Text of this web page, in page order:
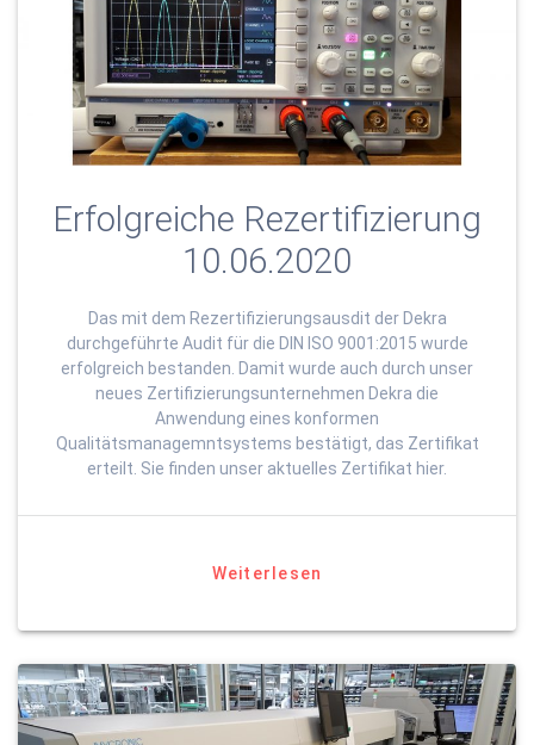
Erfolgreiche Rezertifizierung
10.06.2020
Das mit dem Rezertifizierungsausdit der Dekra
durchgeführte Audit für die DIN ISO 9001:2015 wurde
erfolgreich bestanden. Damit wurde auch durch unser
neues Zertifizierungsunternehmen Dekra die
Anwendung eines konformen
Qualitätsmanagemntsystems bestätigt, das Zertifikat
erteilt. Sie finden unser aktuelles Zertifikat hier.
Weiterlesen